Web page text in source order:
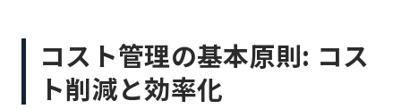
コスト管理の基本原則: コス
ト削減と効率化